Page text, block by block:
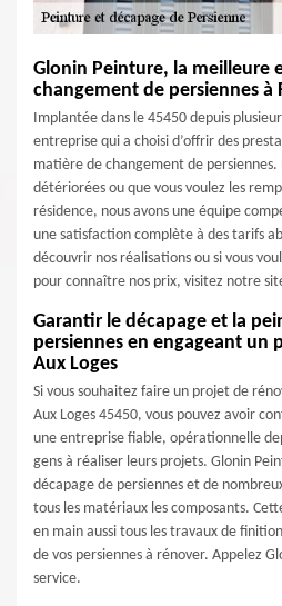
Glonin Peinture, la meilleure
changement de persiennes à
Implantée dans le 45450 depuis
entreprise qui a choisi d’offrir des
matière de changement de persiennes.
détériorées ou que vous voulez les
résidence, nous avons une équipe
une satisfaction complète à des tarifs
découvrir nos réalisations ou si vous
pour connaître nos prix, visitez notre
Garantir le décapage et la
persiennes en engageant un
Aux Loges
Si vous souhaitez faire un projet de
Aux Loges 45450, vous pouvez avoir
une entreprise fiable, opérationnelle
gens à réaliser leurs projets. Glonin
décapage de persiennes et de
tous les matériaux les composants.
en main aussi tous les travaux de
de vos persiennes à rénover. Appelez
service.